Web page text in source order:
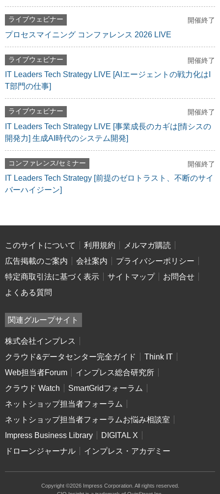
ライブウェビナー 開催終了
プロセスマイニング コンファレンス 2026 LIVE
ライブウェビナー 開催終了
IT Leaders Tech Strategy LIVE [AIエージェントの戦力化はI
T部門の仕事]
ライブウェビナー 開催終了
IT Leaders Tech Strategy LIVE [事業成長のカギは[情シスの
開発力] 生成AI時代のシステム開発]
コンファレンス/セミナー 開催終了
IT Leaders Tech Strategy [前提のゼロトラスト、不断のサイ
バーハイジーン]
このサイトについて 利用規約
メルマガ購読
広告掲載のご案内
会社案内
プライバシーポリシー
特定商取引法に基づく表示
サイトマップ
お問合せ
よくある質問
関連グループサイト
株式会社インプレス
クラウド&データセンター完全ガイド
Think IT
Web担当者Forum
インプレス総合研究所
クラウド Watch
SmartGridフォーラム
ネットショップ担当者フォーラム
ネットショップ担当者フォーラムお悩み相談室
Impress Business Library
DIGITAL X
ドローンジャーナル
インプレス・アカデミー
Copyright ©2026 Impress Corporation. All rights reserved.